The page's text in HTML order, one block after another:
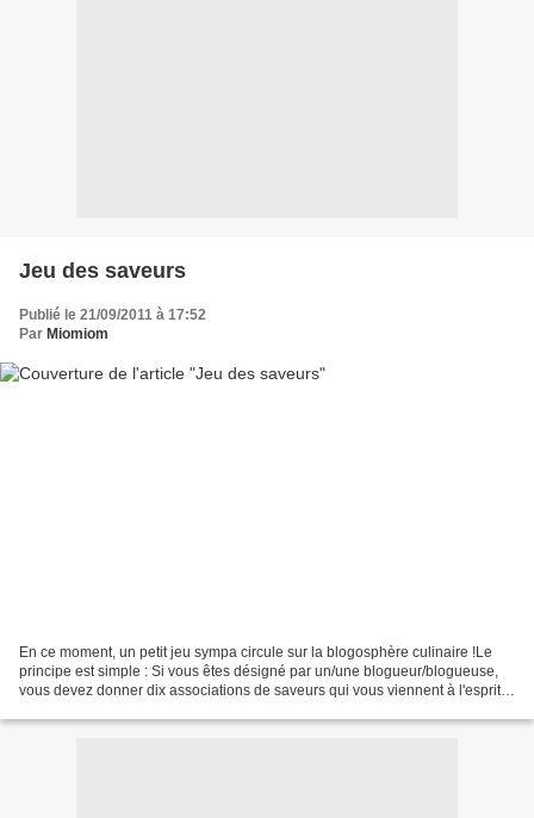
Jeu des saveurs
Publié le 21/09/2011 à 17:52
Par Miomiom
En ce moment, un petit jeu sympa circule sur la blogosphère culinaire !Le
principe est simple : Si vous êtes désigné par un/une blogueur/blogueuse,
vous devez donner dix associations de saveurs qui vous viennent à l'esprit,